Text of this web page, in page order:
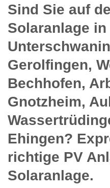
Sind Sie auf
Solaranlage in
Gerolfingen,
Bechhofen,
Gnotzheim,
Ehingen?
richtige PV
Solaranlage.